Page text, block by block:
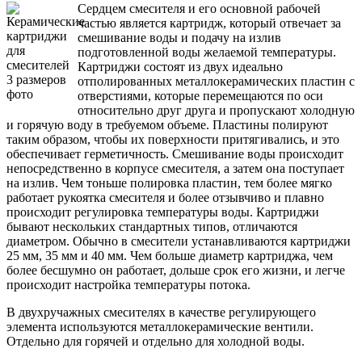
Сердцем смесителя и его основной рабочей
частью является картридж, который отвечает за
смешивание воды и подачу на излив
подготовленной воды желаемой температуры.
Картриджи состоят из двух идеально
отполированных металлокерамических пластин с
отверстиями, которые перемещаются по оси
относительно друг друга и пропускают холодную
и горячую воду в требуемом объеме. Пластины полируют
таким образом, чтобы их поверхности притягивались, и это
обеспечивает герметичность. Смешивание воды происходит
непосредственно в корпусе смесителя, а затем она поступает
на излив. Чем тоньше полировка пластин, тем более мягко
работает рукоятка смесителя и более отзывчиво и плавно
происходит регулировка температуры воды. Картриджи
бывают нескольких стандартных типов, отличаются
диаметром. Обычно в смесители устанавливаются картриджи
25 мм, 35 мм и 40 мм. Чем больше диаметр картриджа, чем
более бесшумно он работает, дольше срок его жизни, и легче
происходит настройка температуры потока.
В двухручажных смесителях в качестве регулирующего
элемента используются металлокерамические вентили.
Отдельно для горячей и отдельно для холодной воды.